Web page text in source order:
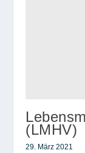
(LMHV)
29. März 2021